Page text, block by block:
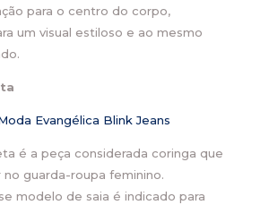
para o centro do corpo,
um visual estiloso e ao mesmo
é a peça considerada coringa que
guarda-roupa feminino.
modelo de saia é indicado para